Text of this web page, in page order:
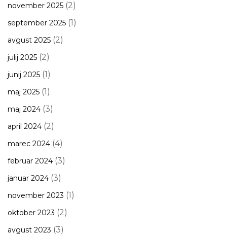
november 2025 (2)
september 2025 (1)
avgust 2025 (2)
julij 2025 (2)
junij 2025 (1)
maj 2025 (1)
maj 2024 (3)
april 2024 (2)
marec 2024 (4)
februar 2024 (3)
januar 2024 (3)
november 2023 (1)
oktober 2023 (2)
avgust 2023 (3)